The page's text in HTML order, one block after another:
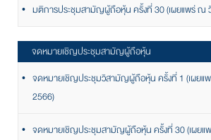
มติการประชุมสามัญผู้ถือหุ้น ครั้งที่ 30 (เผยแพร่ ณ
จดหมายเชิญประชุมสามัญผู้ถือหุ้น
จดหมายเชิญประชุมวิสามัญผู้ถือหุ้น ครั้งที่ 1 (เผย
2566)
จดหมายเชิญประชุมสามัญผู้ถือหุ้น ครั้งที่ 30 (เผย